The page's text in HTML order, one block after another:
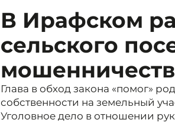
В Ирафском
сельского
Глава в обход закона «помог»
собственности на земельный
Уголовное дело в отношении